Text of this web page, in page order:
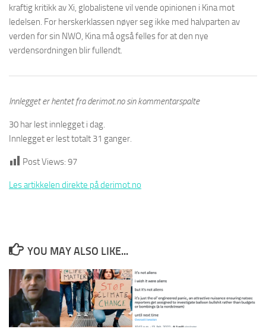
kraftig kritikk av Xi, globalistene vil vende opinionen i Kina mot
ledelsen. For herskerklassen nøyer seg ikke med halvparten av
verden for sin NWO, Kina må også felles for at den nye
verdensordningen blir fullendt.
Innlegget er hentet fra derimot.no sin kommentarspalte
30 har lest innlegget i dag.
Innlegget er lest totalt 31 ganger.
Post Views: 97
Les artikkelen direkte på derimot.no
YOU MAY ALSO LIKE...